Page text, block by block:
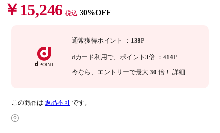
￥15,246 税込 30%OFF
通常獲得ポイント ： 138P
dカード利用で、 ポイント3倍 ：414P
今なら 、エントリーで最大 30 倍！詳細
この商品は 返品不可 です。